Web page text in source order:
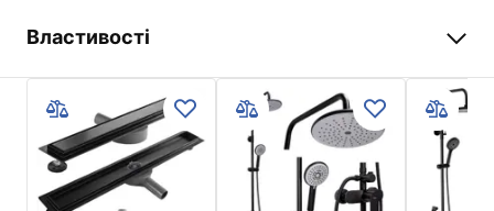
Властивості
Спосіб відкриття дверей
Складані
Розмір дверей
Напрямок дверей
Універсальний
Товщина скла
4 мм